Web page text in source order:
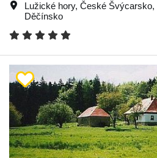
Lužické hory, České Švýcarsko,
Děčínsko